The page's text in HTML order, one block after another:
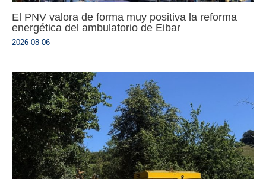
El PNV valora de forma muy positiva la reforma
energética del ambulatorio de Eibar
2026-08-06